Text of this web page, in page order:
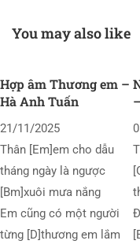
You may also like
Hợp âm Thương em –
Hà Anh Tuấn
21/11/2025
Thân [Em]em cho dẫu
tháng ngày là ngược
[Bm]xuôi mưa nắng
Em cũng có một người
từng [D]thương em lắm